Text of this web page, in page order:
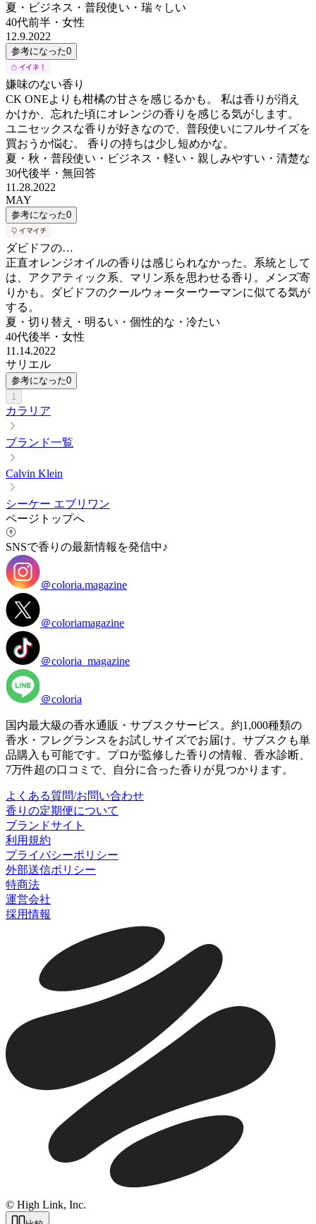
夏・ビジネス・普段使い・瑞々しい
40代前半 ・ 女性
12.9.2022
参考になった0
嫌味のない香り
CK ONEよりも柑橘の甘さを感じるかも。 私は香りが消え
かけか、忘れた頃にオレンジの香りを感じる気がします。
ユニセックスな香りが好きなので、普段使いにフルサイズを
買おうか悩む。 香りの持ちは少し短めかな。
夏・秋・普段使い・ビジネス・軽い・親しみやすい・清楚な
30代後半 ・ 無回答
11.28.2022
MAY
参考になった0
ダビドフの…
正直オレンジオイルの香りは感じられなかった。系統として
は、アクアティック系、マリン系を思わせる香り。メンズ寄
りかも。ダビドフのクールウォーターウーマンに似てる気が
する。
夏・切り替え・明るい・個性的な・冷たい
40代後半 ・ 女性
11.14.2022
サリエル
参考になった0
1
カラリア
ブランド一覧
Calvin Klein
シーケー エブリワン
ページトップへ
SNSで香りの最新情報を発信中♪
＠coloria.magazine
＠coloriamagazine
＠coloria_magazine
＠coloria
国内最大級の香水通販・サブスクサービス。約1,000種類の
香水・フレグランスをお試しサイズでお届け。サブスクも単
品購入も可能です。プロが監修した香りの情報、香水診断、
7万件超の口コミで、自分に合った香りが見つかります。
よくある質問/お問い合わせ
香りの定期便について
ブランドサイト
利用規約
プライバシーポリシー
外部送信ポリシー
特商法
運営会社
採用情報
© High Link, Inc.